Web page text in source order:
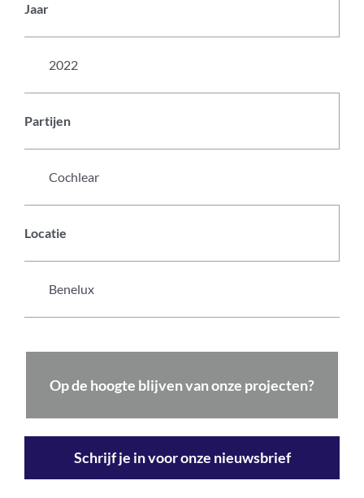
Jaar
2022
Partijen
Cochlear
Locatie
Benelux
Op de hoogte blijven van onze projecten?
Schrijf je in voor onze nieuwsbrief